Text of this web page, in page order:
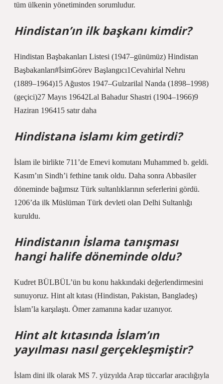
tüm ülkenin yönetiminden sorumludur.
Hindistan’ın ilk başkanı kimdir?
Hindistan Başbakanları Listesi (1947–günümüz) Hindistan
Başbakanları#İsimGörev Başlangıcı1Cevahirlal Nehru
(1889–1964)15 Ağustos 1947–Gulzarilal Nanda (1898–1998)
(geçici)27 Mayıs 19642Lal Bahadur Shastri (1904–1966)9
Haziran 196415 satır daha
Hindistana islamı kim getirdi?
İslam ile birlikte 711’de Emevi komutanı Muhammed b. geldi.
Kasım’ın Sindh’i fethine tanık oldu. Daha sonra Abbasiler
döneminde bağımsız Türk sultanlıklarının seferlerini gördü.
1206’da ilk Müslüman Türk devleti olan Delhi Sultanlığı
kuruldu.
Hindistanın İslama tanışması
hangi halife döneminde oldu?
Kudret BÜLBÜL’ün bu konu hakkındaki değerlendirmesini
sunuyoruz. Hint alt kıtası (Hindistan, Pakistan, Bangladeş)
İslam’la karşılaştı. Ömer zamanına kadar uzanıyor.
Hint alt kıtasında İslam’ın
yayılması nasıl gerçekleşmiştir?
İslam dini ilk olarak MS 7. yüzyılda Arap tüccarlar aracılığıyla